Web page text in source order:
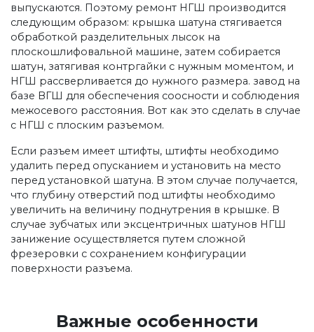
выпускаются. Поэтому ремонт НГШ производится
следующим образом: крышка шатуна стягивается
обработкой разделительных лысок на
плоскошлифовальной машине, затем собирается
шатун, затягивая контргайки с нужным моментом, и
НГШ рассверливается до нужного размера. завод на
базе ВГШ для обеспечения соосности и соблюдения
межосевого расстояния. Вот как это сделать в случае
с НГШ с плоским разъемом.
Если разъем имеет штифты, штифты необходимо
удалить перед опусканием и установить на место
перед установкой шатуна. В этом случае получается,
что глубину отверстий под штифты необходимо
увеличить на величину поднутрения в крышке. В
случае зубчатых или эксцентричных шатунов НГШ
занижение осуществляется путем сложной
фрезеровки с сохранением конфигурации
поверхности разъема.
Важные особенности